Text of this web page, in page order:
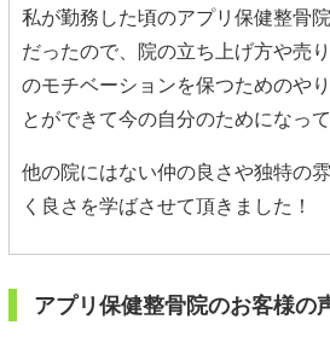
私が勤務した頃のアプリ保健整骨
だったので、院の立ち上げ方や売
のモチベーションを保つためのや
とができて今の自分のためになっ
他の院にはない仲の良さや独特の
く良さを学ばさせて頂きました！
アプリ保健整骨院のお客様の